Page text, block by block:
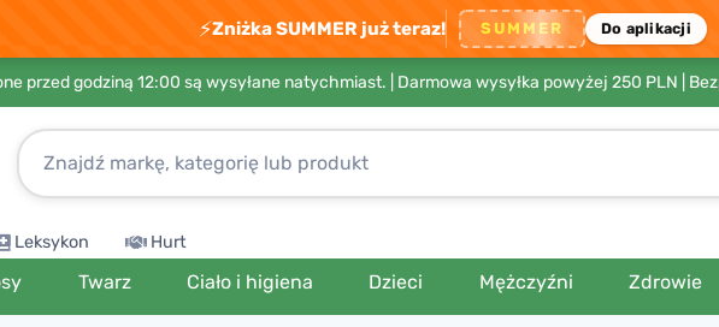
⚡Zniżka SUMMER już teraz! SUMMER Do aplikacji
przed godziną 12:00 są wysyłane natychmiast. | Darmowa wysyłka powyżej 250 PLN |
Leksykon Hurt
Twarz Ciało i higiena Dzieci Mężczyźni Zdrowie